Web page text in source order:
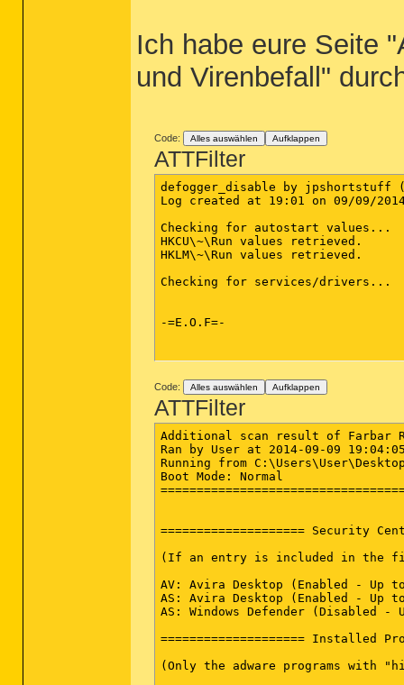
Ich habe eure Seite
und Virenbefall"
Code: Alles auswählen Aufklappen
ATTFilter
defogger_disable by jpshortstuff
Log created at 19:01 on 09/09/
Checking for autostart values...
HKCU\~\Run values retrieved.
HKLM\~\Run values retrieved.
Checking for services/drivers...
-=E.O.F=-
Code: Alles auswählen Aufklappen
ATTFilter
Additional scan result of Farbar
Ran by User at 2014-09-09
Running from
Boot Mode: Normal
==================== Security
(If an entry is included in the
AV: Avira Desktop (Enabled - Up to
AS: Avira Desktop (Enabled - Up to
AS: Windows Defender (Disabled -
==================== Installed
(Only the adware programs with